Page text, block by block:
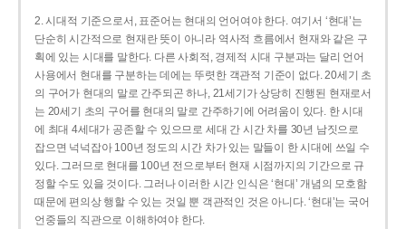
2. 시대적 기준으로서, 표준어는 현대의 언어여야 한다. 여기서 ‘현대’는
단순히 시간적으로 현재란 뜻이 아니라 역사적 흐름에서 현재와 같은 구
획에 있는 시대를 말한다. 다른 사회적, 경제적 시대 구분과는 달리 언어
사용에서 현대를 구분하는 데에는 뚜렷한 객관적 기준이 없다. 20세기 초
의 구어가 현대의 말로 간주되곤 하나, 21세기가 상당히 진행된 현재로서
는 20세기 초의 구어를 현대의 말로 간주하기에 어려움이 있다. 한 시대
에 최대 4세대가 공존할 수 있으므로 세대 간 시간 차를 30년 남짓으로
잡으면 넉넉잡아 100년 정도의 시간 차가 있는 말들이 한 시대에 쓰일 수
있다. 그러므로 현대를 100년 전으로부터 현재 시점까지의 기간으로 규
정할 수도 있을 것이다. 그러나 이러한 시간 인식은 ‘현대’ 개념의 모호함
때문에 편의상 행할 수 있는 것일 뿐 객관적인 것은 아니다. ‘현대’는 국어
언중들의 직관으로 이해하여야 한다.